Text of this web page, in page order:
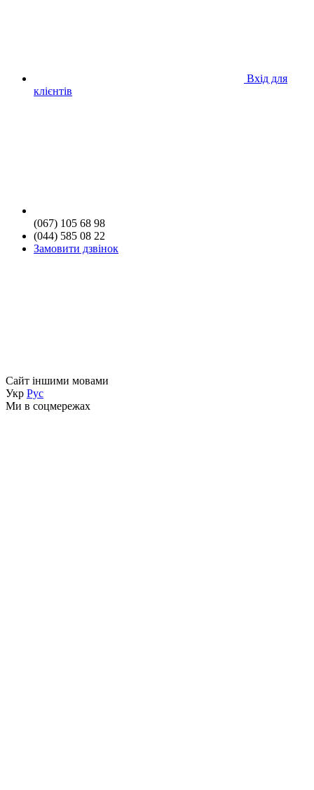
Вхід для
клієнтів
(067) 105 68 98
(044) 585 08 22
Замовити дзвінок
Сайт іншими мовами
Укр Рус
Ми в соцмережах